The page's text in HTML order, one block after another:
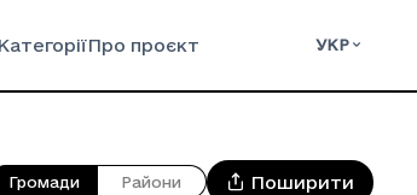
КатегоріїПро проєкт УКР
Громади Райони Поширити